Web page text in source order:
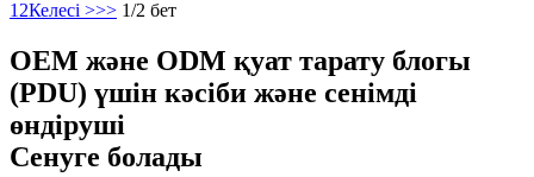
1 2Келесі >>> 1/2 бет
OEM және ODM қуат тарату блогы
(PDU) үшін кәсіби және сенімді
өндіруші
Сенуге болады